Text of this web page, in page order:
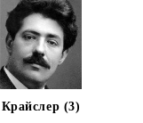
Крайслер (3)